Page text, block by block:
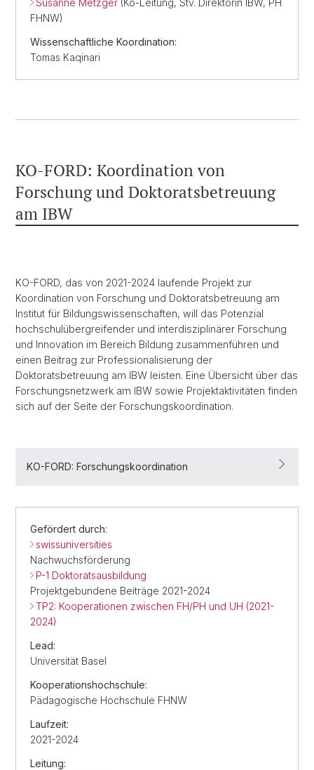
Susanne Metzger (Ko-Leitung, Stv. Direktorin IBW, PH
FHNW)
Wissenschaftliche Koordination:
Tomas Kaqinari
KO-FORD: Koordination von
Forschung und Doktoratsbetreuung
am IBW
KO-FORD, das von 2021-2024 laufende Projekt zur
Koordination von Forschung und Doktoratsbetreuung am
Institut für Bildungswissenschaften, will das Potenzial
hochschulübergreifender und interdisziplinärer Forschung
und Innovation im Bereich Bildung zusammenführen und
einen Beitrag zur Professionalisierung der
Doktoratsbetreuung am IBW leisten. Eine Übersicht über das
Forschungsnetzwerk am IBW sowie Projektaktivitäten finden
sich auf der Seite der Forschungskoordination.
KO-FORD: Forschungskoordination
Gefördert durch:
swissuniversities
Nachwuchsförderung
P-1 Doktoratsausbildung
Projektgebundene Beiträge 2021-2024
TP2: Kooperationen zwischen FH/PH und UH (2021-
2024)
Lead:
Universität Basel
Kooperationshochschule:
Pädagogische Hochschule FHNW
Laufzeit:
2021-2024
Leitung: